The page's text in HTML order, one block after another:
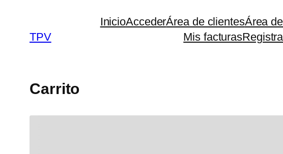
TPV
InicioAccederÁrea de clientesÁrea
Mis facturas
Carrito